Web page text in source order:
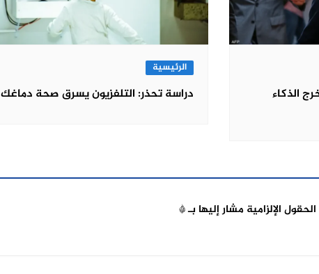
الذكاء
الرئيسية
دراسة تحذر: التلفزيون يسرق صحة دماغك
الحقول الإلزامية مشار إليها بـ*